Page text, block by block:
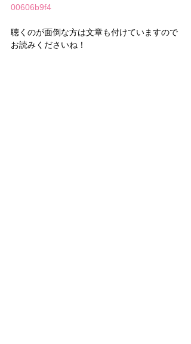
00606b9f4
聴くのが面倒な方は文章も付けていますので
お読みくださいね！